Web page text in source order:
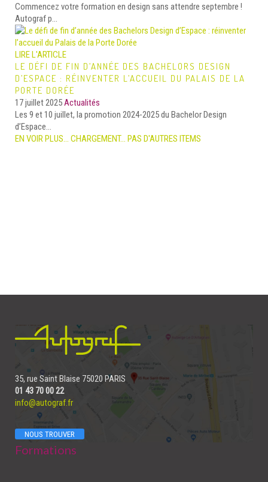
Commencez votre formation en design sans attendre septembre !
Autograf p...
LIRE L'ARTICLE
LE DÉFI DE FIN D’ANNÉE DES BACHELORS DESIGN
D’ESPACE : RÉINVENTER L’ACCUEIL DU PALAIS DE LA
PORTE DORÉE
17 juillet 2025Actualités
Les 9 et 10 juillet, la promotion 2024-2025 du Bachelor Design
d’Espace...
EN VOIR PLUS… CHARGEMENT... PAS D'AUTRES ITEMS
35, rue Saint Blaise 75020 PARIS
01 43 70 00 22
info@autograf.fr
NOUS TROUVER
Formations